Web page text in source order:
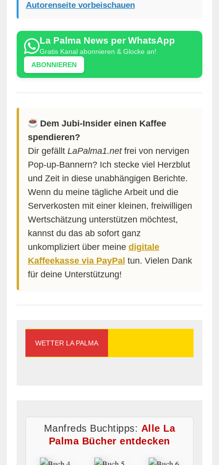
Autorenseite vorbeischauen
La Palma News per WhatsApp
Gratis Kanal abonnieren & Glocke an!
ABONNIEREN
Dem Jubi-Insider einen Kaffee
spendieren?
Dir gefällt LaPalma1.netfrei von nervigen
Pop-up-Bannern? Ich stecke viel Herzblut
und Zeit in diese unabhängigen Berichte.
Wenn du meine tägliche Arbeit und die
Serverkosten mit einer kleinen, freiwilligen
Wertschätzung unterstützen möchtest,
kannst du das ab sofort ganz
unkompliziert über meine digitale
Kaffeekasse via PayPal tun. Vielen Dank
für deine Unterstützung!
WETTER LA PALMA
Manfreds Buchtipps: Alle La
Palma Bücher entdecken